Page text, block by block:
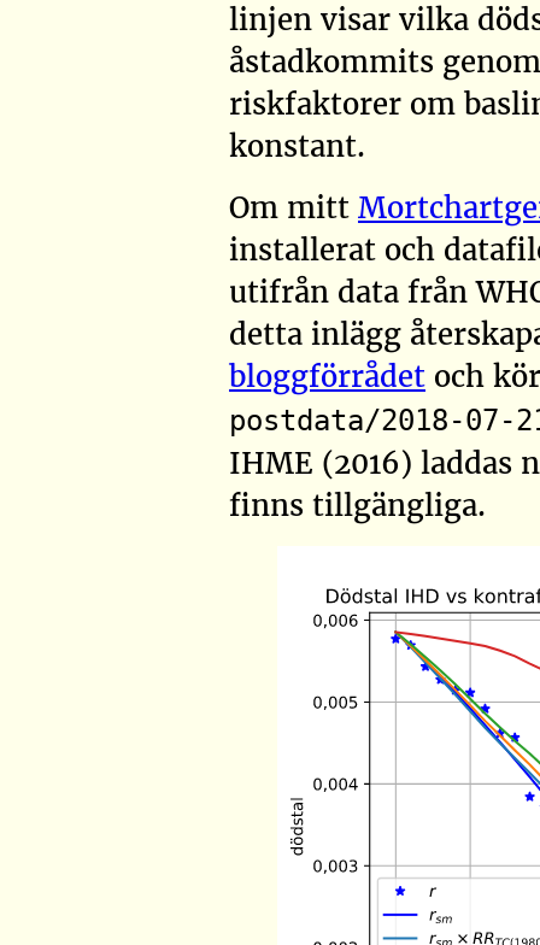
linjen visar vilka
åstadkommits
riskfaktorer om
konstant.
Om mitt
installerat och
utifrån data från
detta inlägg
bloggförrådet och
postdata/2018-07-
IHME (2016) laddas
finns tillgängliga.